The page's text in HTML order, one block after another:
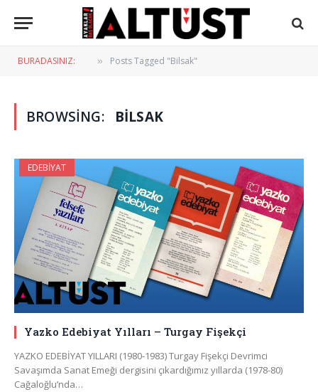
BURADASINIZ: » Posts Tagged "Bilsak"
BROWSING: BILSAK
EDEBIYAT
Yazko Edebiyat Yılları – Turgay Fişekçi
YAZKO EDEBİYAT YILLARI (1980-1983) Turgay Fişekçi Devrimci
Savaşımda Sanat Emeği dergisini çıkardığımız yıllarda (1978-80)
Cağaloğlu’nda…